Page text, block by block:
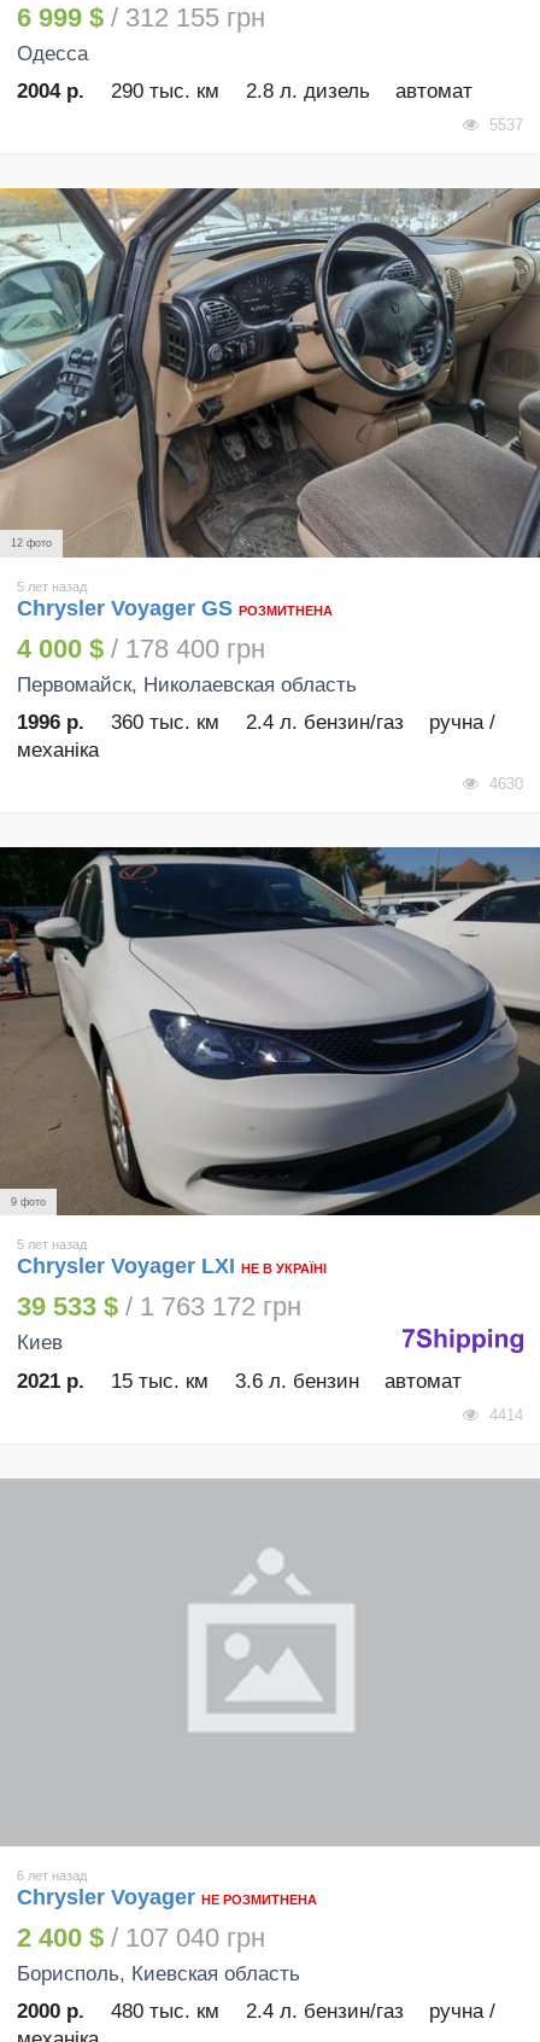
6 999 $ / 312 155 грн
Одесса
2004 р.
290 тыс. км 2.8 л. дизель автомат
5537
12 фото
5 лет назад
Chrysler Voyager GS РОЗМИТНЕНА
4 000 $ / 178 400 грн
Первомайск, Николаевская область
1996 р.
360 тыс. км 2.4 л. бензин/газ
ручна /
механіка
4630
9 фото
5 лет назад
Chrysler Voyager LXI НЕ В УКРАЇНІ
39 533 $ / 1 763 172 грн
Киев
2021 р.
15 тыс. км 3.6 л. бензин автомат
4414
6 лет назад
Chrysler Voyager НЕ РОЗМИТНЕНА
2 400 $ / 107 040 грн
Борисполь, Киевская область
2000 р.
480 тыс. км 2.4 л. бензин/газ
ручна /